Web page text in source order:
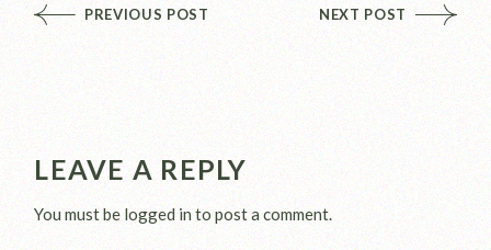
PREVIOUS POST NEXT POST
LEAVE A REPLY
You must be logged into post a comment.